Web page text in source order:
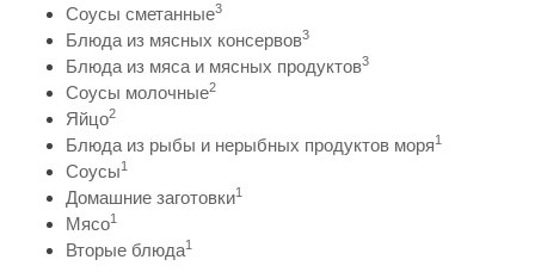
Соусы сметанные3
Блюда из мясных консервов3
Блюда из мяса и мясных продуктов3
Соусы молочные2
Яйцо2
Блюда из рыбы и нерыбных продуктов моря1
Соусы1
Домашние заготовки1
Мясо1
Вторые блюда1